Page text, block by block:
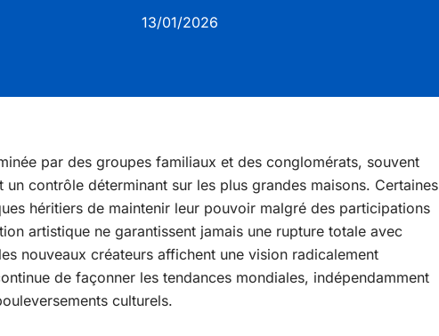
13/01/2026
par des groupes familiaux et des conglomérats, souvent
un contrôle déterminant sur les plus grandes maisons. Certaines
héritiers de maintenir leur pouvoir malgré des participations
artistique ne garantissent jamais une rupture totale avec
nouveaux créateurs affichent une vision radicalement
de façonner les tendances mondiales, indépendamment
culturels.